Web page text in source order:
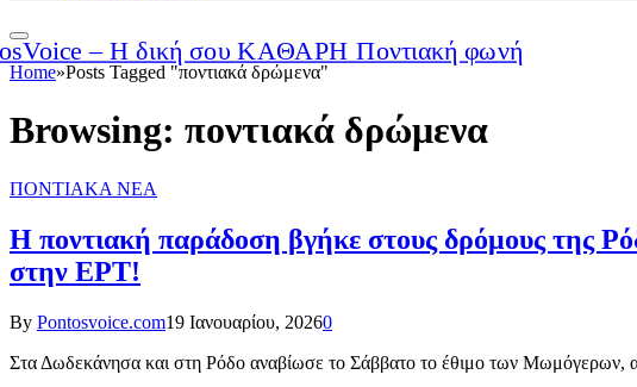
Home»Posts Tagged "ποντιακά δρώμενα"
Browsing: ποντιακά δρώμενα
ΠΟΝΤΙΑΚΑ ΝΕΑ
Η ποντιακή παράδοση βγήκε στους δρόμους της
στην ΕΡΤ!
By Pontosvoice.com19 Ιανουαρίου, 20260
Στα Δωδεκάνησα και στη Ρόδο αναβίωσε το Σάββατο το έθιμο των Μωμόγερων,